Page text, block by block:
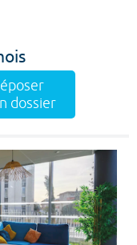
dossier